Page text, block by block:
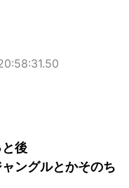
後
ングルとかそのち